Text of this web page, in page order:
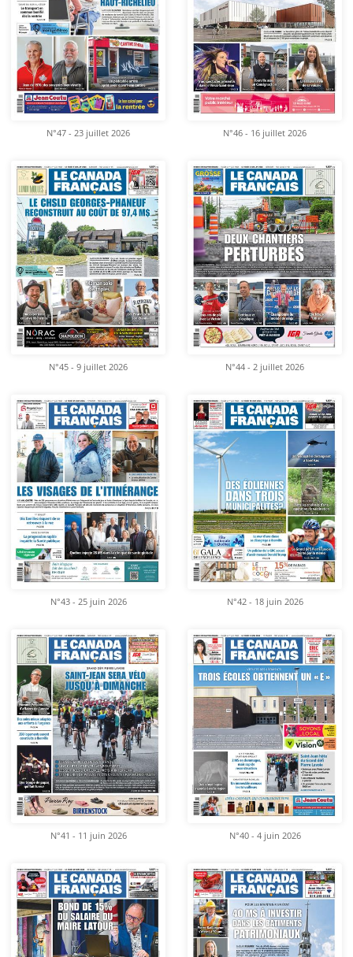
N°47 - 23 juillet 2026 N°46 - 16 juillet 2026
N°45 - 9 juillet 2026 N°44 - 2 juillet 2026
N°43 - 25 juin 2026 N°42 - 18 juin 2026
N°41 - 11 juin 2026 N°40 - 4 juin 2026